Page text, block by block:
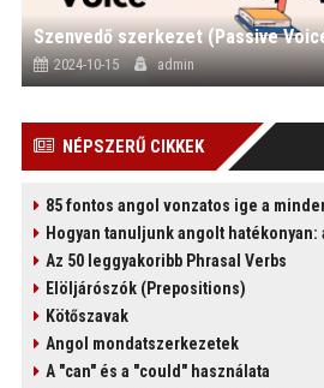
Szenvedő szerkezet (Passive
2024-10-15 admin
NÉPSZERŰ CIKKEK
85 fontos angol vonzatos ige a
Hogyan tanuljunk angolt hatékonyan:
Az 50 leggyakoribb Phrasal Verbs
Elöljárószók (Prepositions)
Kötőszavak
Angol mondatszerkezetek
A "can" és a "could" használata